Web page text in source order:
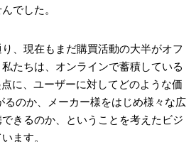
でした。
、現在もまだ購買活動の大半がオフ
たちは、オンラインで蓄積している
に、ユーザーに対してどのような価
るのか、メーカー様をはじめ様々な広
きるのか、ということを考えたビジ
ます。